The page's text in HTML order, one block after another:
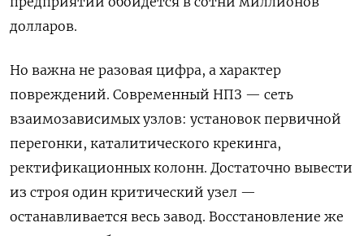
долларов.
Но важна не разовая цифра, а характер
повреждений. Современный НПЗ — сеть
взаимозависимых узлов: установок первичной
перегонки, каталитического крекинга,
ректификационных колонн. Достаточно вывести
из строя один критический узел —
останавливается весь завод. Восстановление же